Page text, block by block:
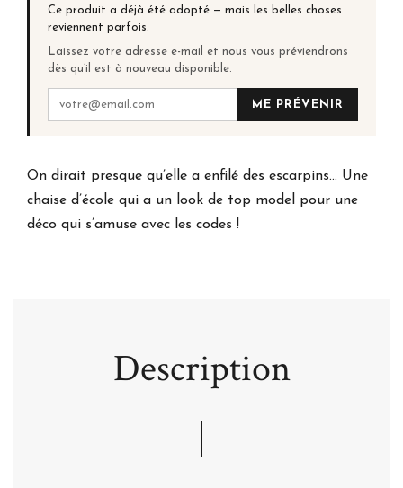
Ce produit a déjà été adopté — mais les belles choses
reviennent parfois.
Laissez votre adresse e-mail et nous vous préviendrons
dès qu’il est à nouveau disponible.
ME PRÉVENIR
On dirait presque qu’elle a enfilé des escarpins… Une
chaise d’école qui a un look de top model pour une
déco qui s’amuse avec les codes !
Description